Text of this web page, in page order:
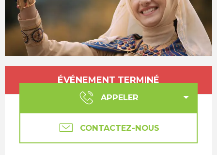
Ouverture et coordonnées
ÉVÉNEMENT TERMINÉ
APPELER
CONTACTEZ-NOUS